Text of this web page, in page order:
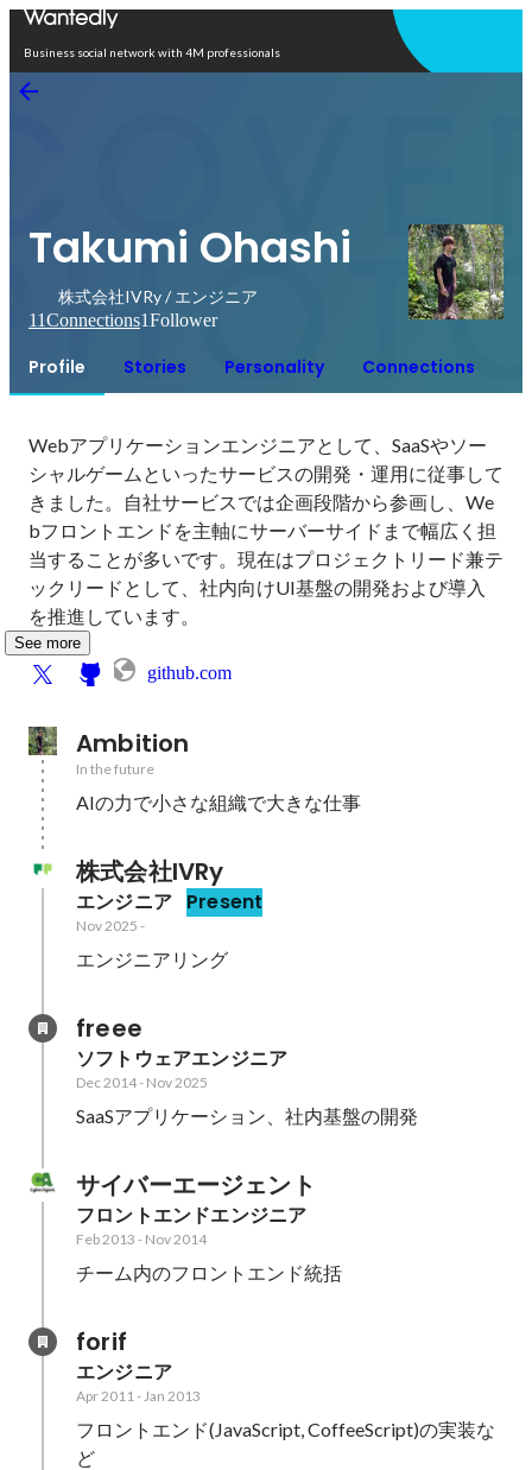
Business social network with 4M professionals
Takumi Ohashi
株式会社IVRy / エンジニア
11Connections1Follower
Profile Stories Personality Connections
Webアプリケーションエンジニアとして、SaaSやソー
シャルゲームといったサービスの開発・運用に従事して
きました。自社サービスでは企画段階から参画し、We
bフロントエンドを主軸にサーバーサイドまで幅広く担
当することが多いです。現在はプロジェクトリード兼テ
ックリードとして、社内向けUI基盤の開発および導入
を推進しています。
See more
github.com
Ambition
In the future
AIの力で小さな組織で大きな仕事
株式会社IVRy
エンジニア Present
Nov 2025 -
エンジニアリング
freee
ソフトウェアエンジニア
Dec 2014- Nov 2025
SaaSアプリケーション、社内基盤の開発
サイバーエージェント
フロントエンドエンジニア
Feb 2013 - Nov 2014
チーム内のフロントエンド統括
forif
エンジニア
Apr 2011-Jan 2013
フロントエンド(JavaScript, CoffeeScript)の実装な
ど